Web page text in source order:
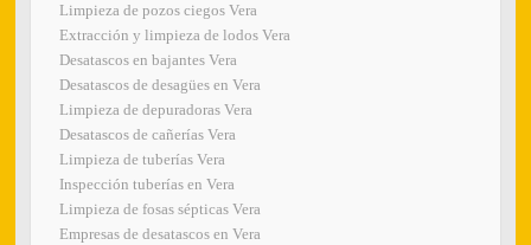
Limpieza de pozos ciegos Vera
Extracción y limpieza de lodos Vera
Desatascos en bajantes Vera
Desatascos de desagües en Vera
Limpieza de depuradoras Vera
Desatascos de cañerías Vera
Limpieza de tuberías Vera
Inspección tuberías en Vera
Limpieza de fosas sépticas Vera
Empresas de desatascos en Vera